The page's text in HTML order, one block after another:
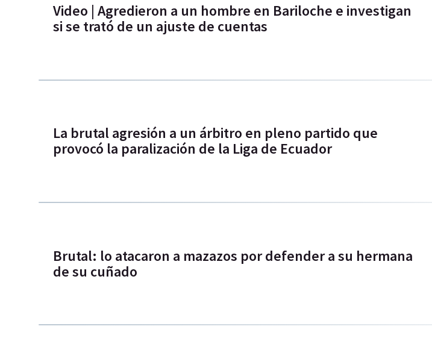
Video | Agredieron a un hombre en Bariloche e investigan
si se trató de un ajuste de cuentas
La brutal agresión a un árbitro en pleno partido que
provocó la paralización de la Liga de Ecuador
Brutal: lo atacaron a mazazos por defender a su hermana
de su cuñado